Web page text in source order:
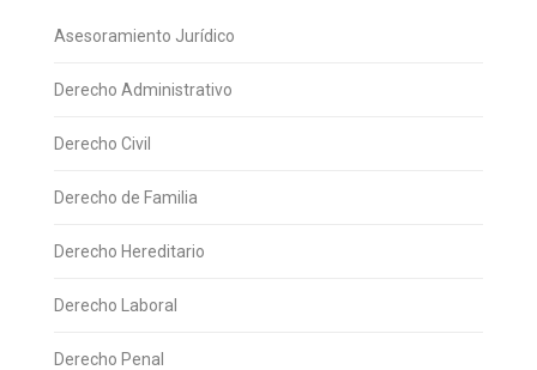
Asesoramiento Jurídico
Derecho Administrativo
Derecho Civil
Derecho de Familia
Derecho Hereditario
Derecho Laboral
Derecho Penal